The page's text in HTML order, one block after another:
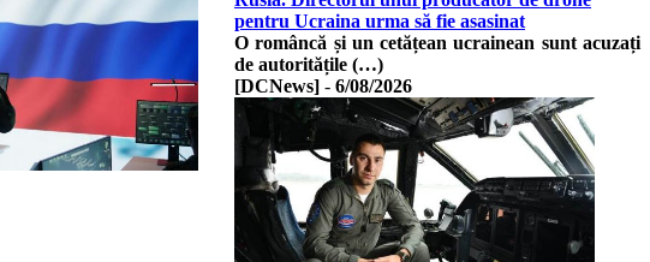
pentru Ucraina urma să fie asasinat
O româncă și un cetățean ucrainean sunt acuzați
de autoritățile (…)
[DCNews] - 6/08/2026